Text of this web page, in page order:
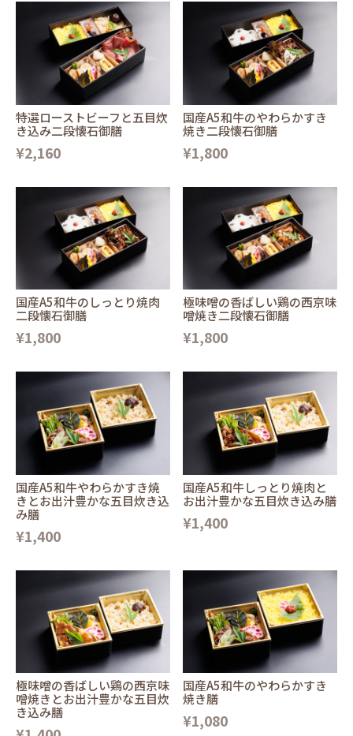
特選ローストビーフと五目炊
き込み二段懐石御膳
¥2,160
国産A5和牛のやわらかすき
焼き二段懐石御膳
¥1,800
国産A5和牛のしっとり焼肉
二段懐石御膳
¥1,800
極味噌の香ばしい鶏の西京味
噌焼き二段懐石御膳
¥1,800
国産A5和牛やわらかすき焼
きとお出汁豊かな五目炊き込
み膳
¥1,400
国産A5和牛しっとり焼肉と
お出汁豊かな五目炊き込み膳
¥1,400
極味噌の香ばしい鶏の西京味
噌焼きとお出汁豊かな五目炊
き込み膳
国産A5和牛のやわらかすき
焼き膳
¥1,080